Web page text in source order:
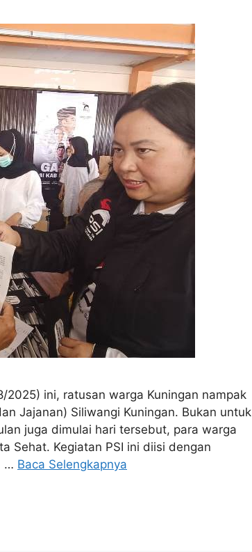
2025) ini, ratusan warga Kuningan nampak
Jajanan) Siliwangi Kuningan. Bukan untuk
juga dimulai hari tersebut, para warga
Sehat. Kegiatan PSI ini diisi dengan
… Baca Selengkapnya